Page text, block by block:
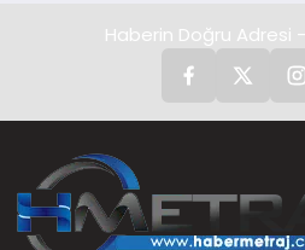
Haberin Doğru Adresi -